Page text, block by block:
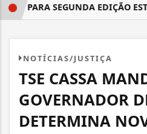
PARA SEGUNDA EDIÇÃO
NOTÍCIAS/JUSTIÇA
TSE CASSA
GOVERNADOR
DETERMINA